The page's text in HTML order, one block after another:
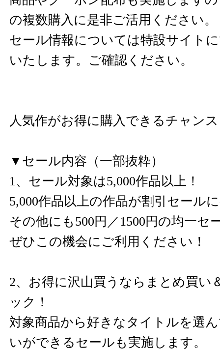
の複数購入に是非ご活用ください。
セール情報については特設サイト
いたします。ご確認ください。
人気作がお得に購入できるチャン
▼セール内容（一部抜粋）
1、セール対象は5,000作品以上！
5,000作品以上の作品が割引セール
その他にも500円／1500円の均一セ
ぜひこの機会にご利用ください！
2、お得に沢山買うならまとめ買い
ック！
対象商品から好きなタイトルを選
いができるセールも実施します。